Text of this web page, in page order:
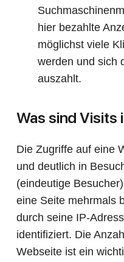
hier bezahlte
möglichst viele
werden und sich
auszahlt.
Was sind Visits
Die Zugriffe auf eine
und deutlich in
(eindeutige
eine Seite mehrmals
durch seine IP-
identifiziert. Die
Webseite ist ein